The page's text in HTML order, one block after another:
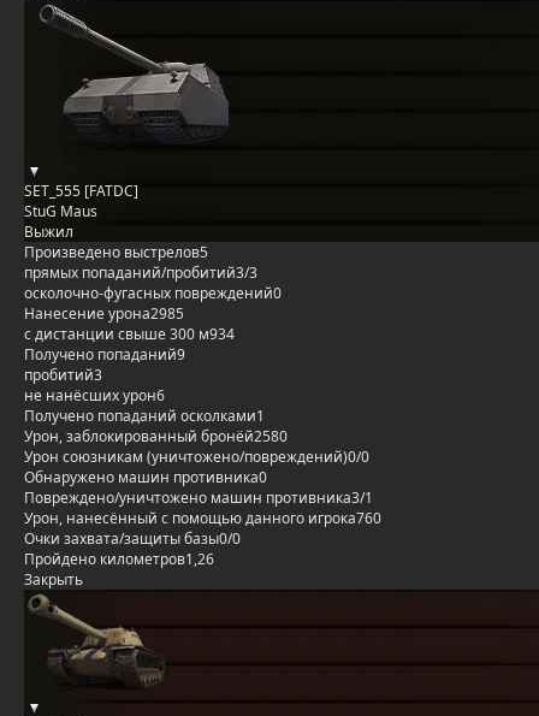
SET_555 [FATDC]
StuG Maus
Выжил
Произведено выстрелов5
прямых попаданий/пробитий3/3
осколочно-фугасных повреждений0
Нанесение урона2985
с дистанции свыше 300 м934
Получено попаданий9
пробитий3
не нанёсших урон6
Получено попаданий осколками1
Урон, заблокированный бронёй2580
Урон союзникам (уничтожено/повреждений)0/0
Обнаружено машин противника0
Повреждено/уничтожено машин противника3/1
Урон, нанесённый с помощью данного игрока760
Очки захвата/защиты базы0/0
Пройдено километров1,26
Закрыть